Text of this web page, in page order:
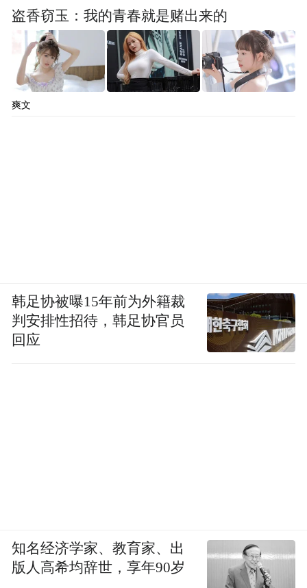
盗香窃玉：我的青春就是赌出来的
爽文
韩足协被曝15年前为外籍裁
判安排性招待，韩足协官员
回应
知名经济学家、教育家、出
版人高希均辞世，享年90岁